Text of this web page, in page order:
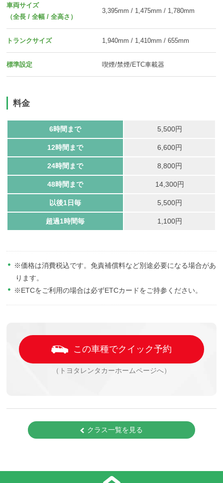
車両サイズ
（全長 / 全幅 / 全高さ）
3,395mm / 1,475mm / 1,780mm
トランクサイズ 1,940mm / 1,410mm / 655mm
標準設定 喫煙/禁煙/ETC車載器
料金
6時間まで 5,500円
12時間まで 6,600円
24時間まで 8,800円
48時間まで 14,300円
以後1日毎 5,500円
超過1時間毎 1,100円
※価格は消費税込です。免責補償料など別途必要になる場合があ
ります。
※ETCをご利用の場合は必ずETCカードをご持参ください。
この車種でクイック予約
（トヨタレンタカーホームページへ）
クラス一覧を見る